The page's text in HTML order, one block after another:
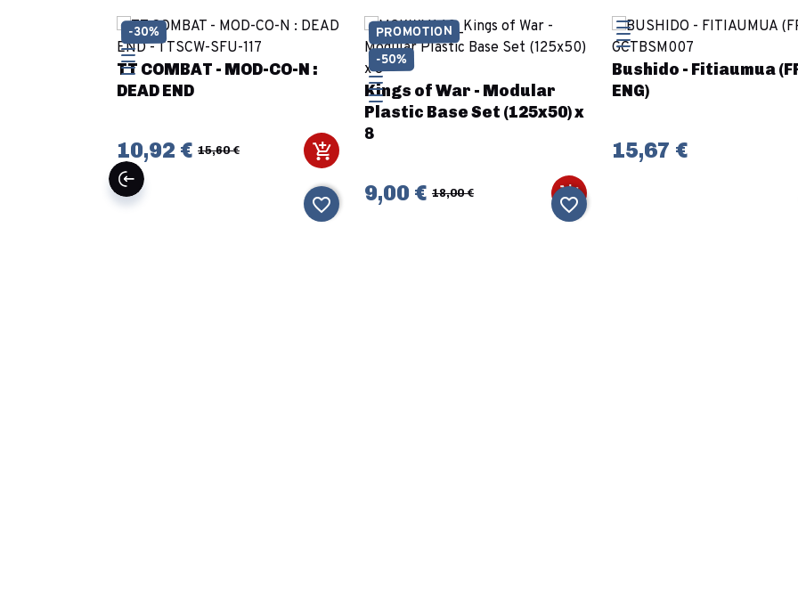
TT COMBAT - MOD-CO-N :
DEAD END
10,92 € 15,60 €
-30%
favorite_border
Kings of War - Modular
Plastic Base Set (125x50) x
8
9,00 € 18,00 €
PROMOTION
-50%
favorite_border
Bushido - Fitiaumua
ENG)
15,67 €